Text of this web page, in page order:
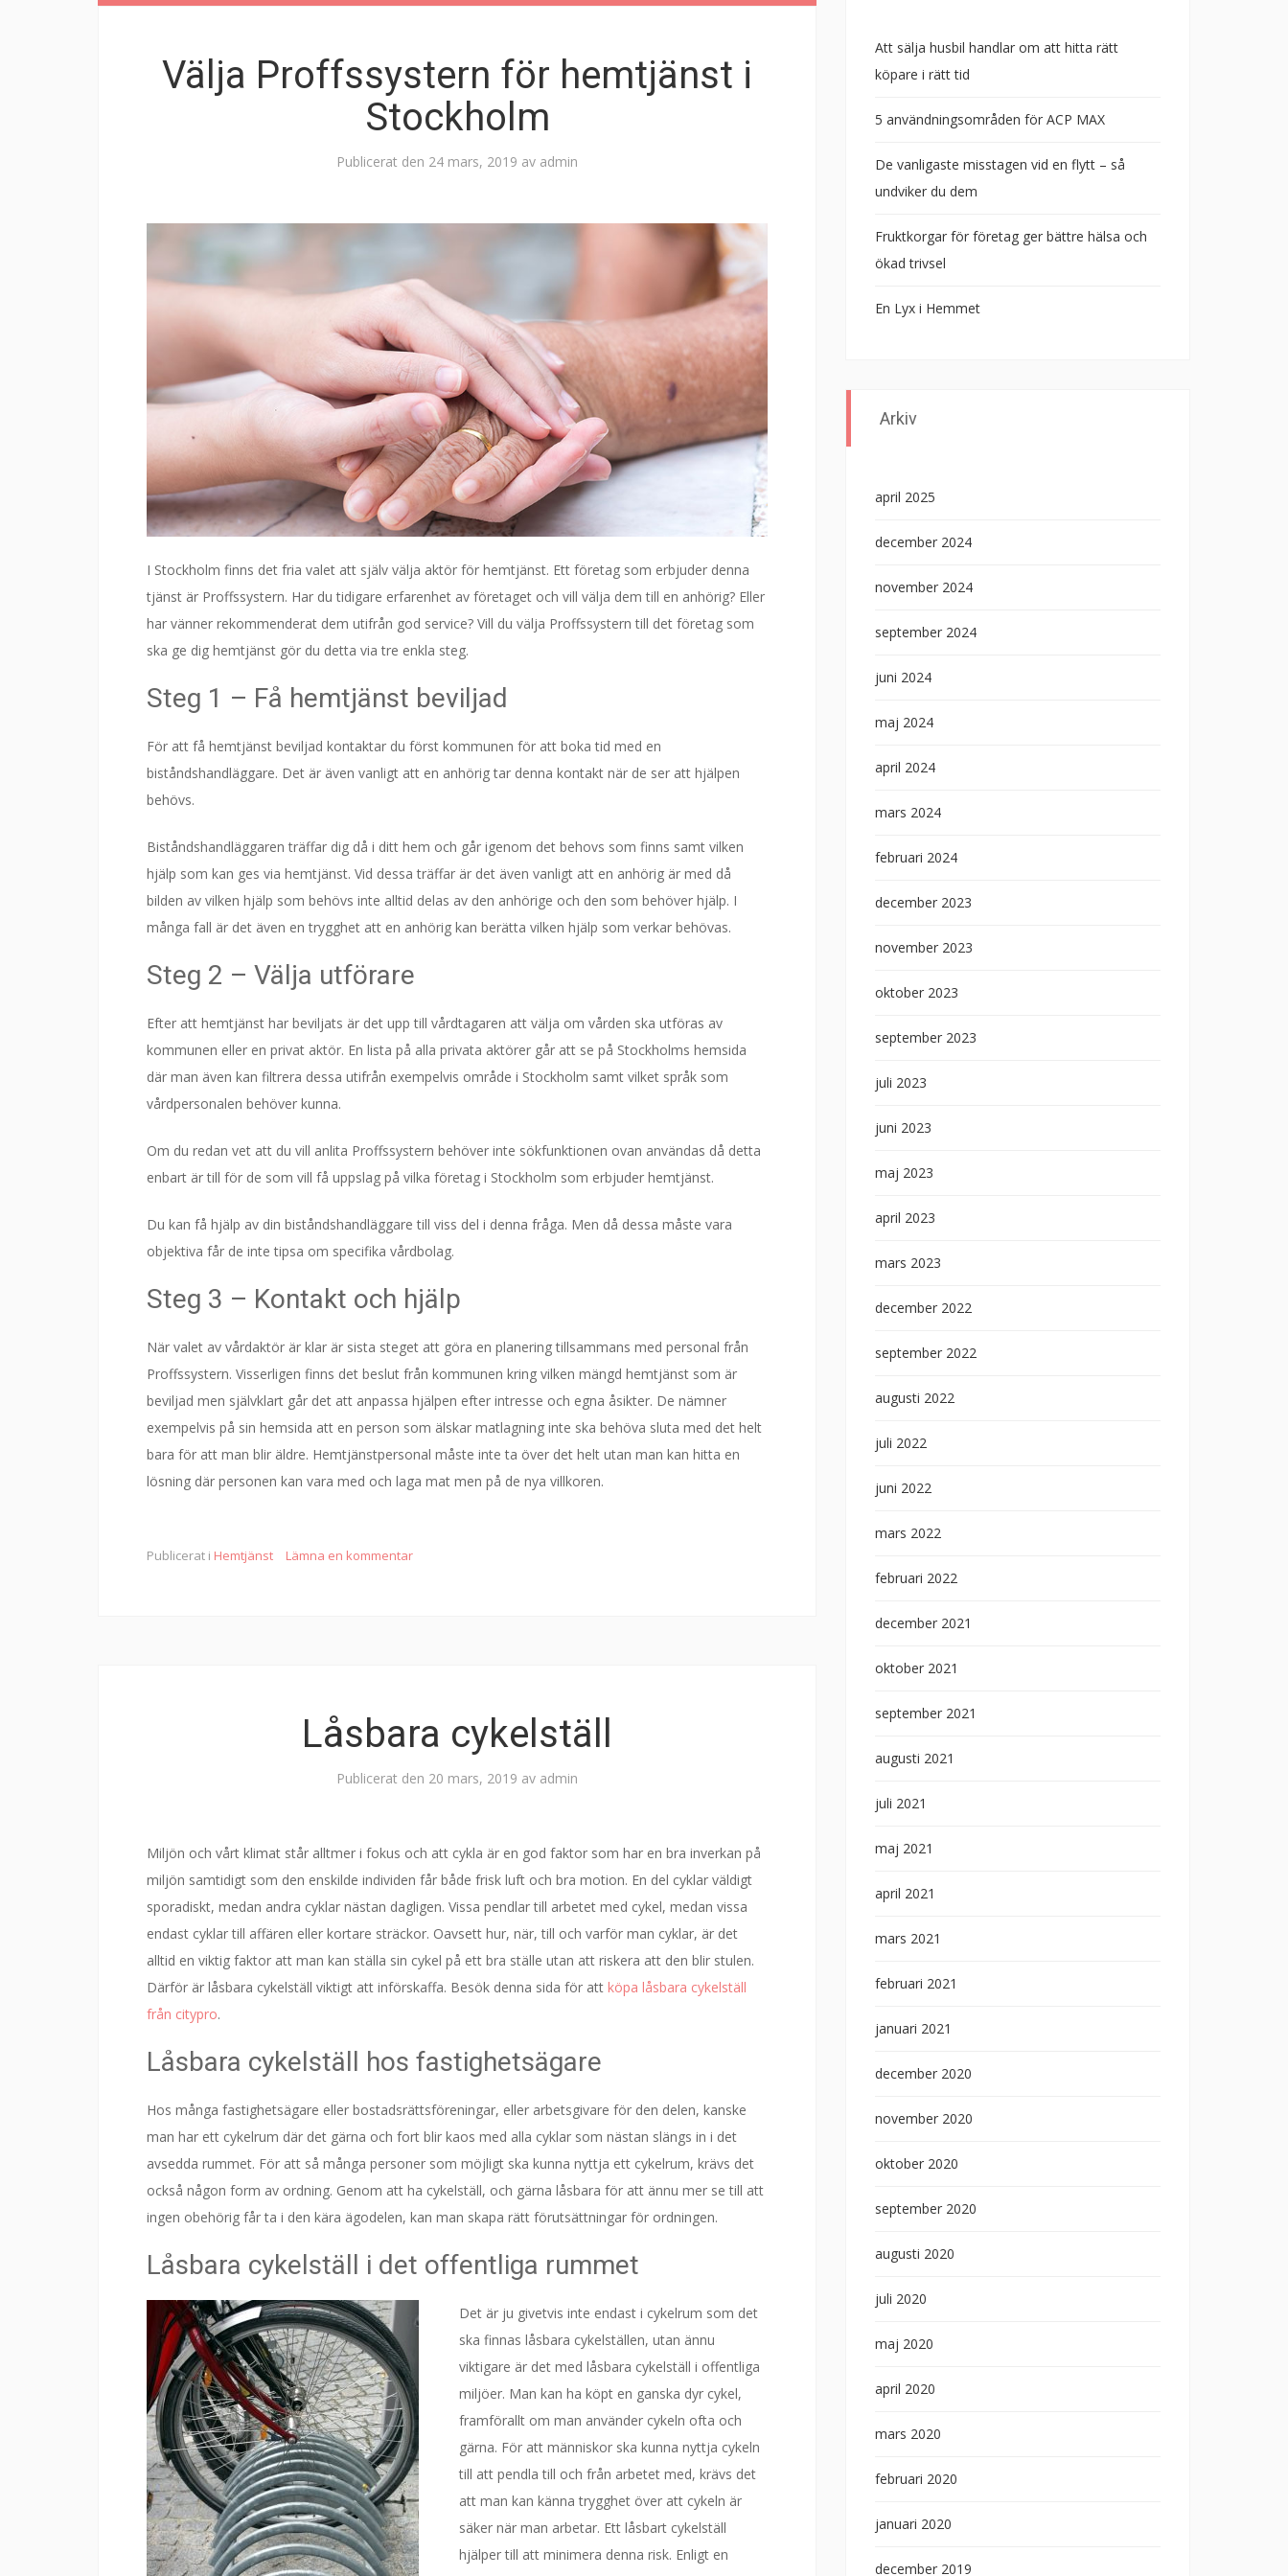
Välja Proffssystern för hemtjänst i
Stockholm
Publicerat den 24 mars, 2019 av admin
I Stockholm finns det fria valet att själv välja aktör för hemtjänst. Ett företag som erbjuder denna
tjänst är Proffssystern. Har du tidigare erfarenhet av företaget och vill välja dem till en anhörig? Eller
har vänner rekommenderat dem utifrån god service? Vill du välja Proffssystern till det företag som
ska ge dig hemtjänst gör du detta via tre enkla steg.
Steg 1 – Få hemtjänst beviljad
För att få hemtjänst beviljad kontaktar du först kommunen för att boka tid med en
biståndshandläggare. Det är även vanligt att en anhörig tar denna kontakt när de ser att hjälpen
behövs.
Biståndshandläggaren träffar dig då i ditt hem och går igenom det behovs som finns samt vilken
hjälp som kan ges via hemtjänst. Vid dessa träffar är det även vanligt att en anhörig är med då
bilden av vilken hjälp som behövs inte alltid delas av den anhörige och den som behöver hjälp. I
många fall är det även en trygghet att en anhörig kan berätta vilken hjälp som verkar behövas.
Steg 2 – Välja utförare
Efter att hemtjänst har beviljats är det upp till vårdtagaren att välja om vården ska utföras av
kommunen eller en privat aktör. En lista på alla privata aktörer går att se på Stockholms hemsida
där man även kan filtrera dessa utifrån exempelvis område i Stockholm samt vilket språk som
vårdpersonalen behöver kunna.
Om du redan vet att du vill anlita Proffssystern behöver inte sökfunktionen ovan användas då detta
enbart är till för de som vill få uppslag på vilka företag i Stockholm som erbjuder hemtjänst.
Du kan få hjälp av din biståndshandläggare till viss del i denna fråga. Men då dessa måste vara
objektiva får de inte tipsa om specifika vårdbolag.
Steg 3 – Kontakt och hjälp
När valet av vårdaktör är klar är sista steget att göra en planering tillsammans med personal från
Proffssystern. Visserligen finns det beslut från kommunen kring vilken mängd hemtjänst som är
beviljad men självklart går det att anpassa hjälpen efter intresse och egna åsikter. De nämner
exempelvis på sin hemsida att en person som älskar matlagning inte ska behöva sluta med det helt
bara för att man blir äldre. Hemtjänstpersonal måste inte ta över det helt utan man kan hitta en
lösning där personen kan vara med och laga mat men på de nya villkoren.
Publicerat i Hemtjänst Lämna en kommentar
Låsbara cykelställ
Publicerat den 20 mars, 2019 av admin
Miljön och vårt klimat står alltmer i fokus och att cykla är en god faktor som har en bra inverkan på
miljön samtidigt som den enskilde individen får både frisk luft och bra motion. En del cyklar väldigt
sporadiskt, medan andra cyklar nästan dagligen. Vissa pendlar till arbetet med cykel, medan vissa
endast cyklar till affären eller kortare sträckor. Oavsett hur, när, till och varför man cyklar, är det
alltid en viktig faktor att man kan ställa sin cykel på ett bra ställe utan att riskera att den blir stulen.
Därför är låsbara cykelställ viktigt att införskaffa. Besök denna sida för att köpa låsbara cykelställ
från citypro.
Låsbara cykelställ hos fastighetsägare
Hos många fastighetsägare eller bostadsrättsföreningar, eller arbetsgivare för den delen, kanske
man har ett cykelrum där det gärna och fort blir kaos med alla cyklar som nästan slängs in i det
avsedda rummet. För att så många personer som möjligt ska kunna nyttja ett cykelrum, krävs det
också någon form av ordning. Genom att ha cykelställ, och gärna låsbara för att ännu mer se till att
ingen obehörig får ta i den kära ägodelen, kan man skapa rätt förutsättningar för ordningen.
Låsbara cykelställ i det offentliga rummet
Det är ju givetvis inte endast i cykelrum som det
ska finnas låsbara cykelställen, utan ännu
viktigare är det med låsbara cykelställ i offentliga
miljöer. Man kan ha köpt en ganska dyr cykel,
framförallt om man använder cykeln ofta och
gärna. För att människor ska kunna nyttja cykeln
till att pendla till och från arbetet med, krävs det
att man kan känna trygghet över att cykeln är
säker när man arbetar. Ett låsbart cykelställ
hjälper till att minimera denna risk. Enligt en
Att sälja husbil handlar om att hitta rätt
köpare i rätt tid
5 användningsområden för ACP MAX
De vanligaste misstagen vid en flytt – så
undviker du dem
Fruktkorgar för företag ger bättre hälsa och
ökad trivsel
En Lyx i Hemmet
Arkiv
april 2025
december 2024
november 2024
september 2024
juni 2024
maj 2024
april 2024
mars 2024
februari 2024
december 2023
november 2023
oktober 2023
september 2023
juli 2023
juni 2023
maj 2023
april 2023
mars 2023
december 2022
september 2022
augusti 2022
juli 2022
juni 2022
mars 2022
februari 2022
december 2021
oktober 2021
september 2021
augusti 2021
juli 2021
maj 2021
april 2021
mars 2021
februari 2021
januari 2021
december 2020
november 2020
oktober 2020
september 2020
augusti 2020
juli 2020
maj 2020
april 2020
mars 2020
februari 2020
januari 2020
december 2019